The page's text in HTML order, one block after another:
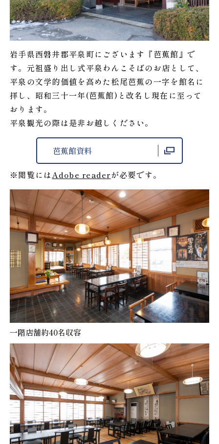
岩手県西磐井郡平泉町にございます『芭蕉館』で
す。元祖盛り出し式平泉わんこそばのお店として、
平泉の文学的価値を高めた松尾芭蕉の一字を館名に
拝し、昭和三十一年(芭蕉館)と改名し現在に至って
おります。
平泉観光の際は是非お越しください。
芭蕉館資料
※閲覧には Adobe readerが必要です。
一階店舗約40名収容